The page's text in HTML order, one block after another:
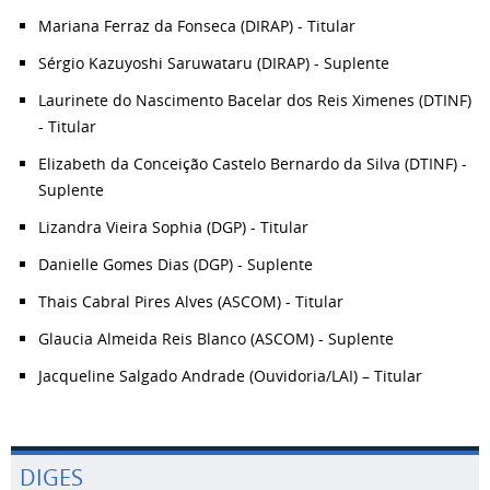
Mariana Ferraz da Fonseca (DIRAP) - Titular
Sérgio Kazuyoshi Saruwataru (DIRAP) - Suplente
Laurinete do Nascimento Bacelar dos Reis Ximenes (DTINF)
- Titular
Elizabeth da Conceição Castelo Bernardo da Silva (DTINF) -
Suplente
Lizandra Vieira Sophia (DGP) - Titular
Danielle Gomes Dias (DGP) - Suplente
Thais Cabral Pires Alves (ASCOM) - Titular
Glaucia Almeida Reis Blanco (ASCOM) - Suplente
Jacqueline Salgado Andrade (Ouvidoria/LAI) – Titular
DIGES